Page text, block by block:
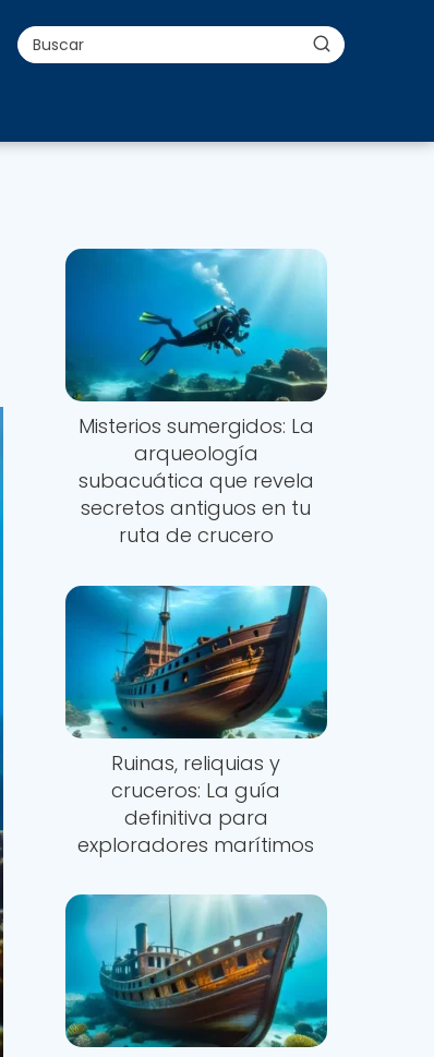
Misterios sumergidos: La
arqueología
subacuática que revela
secretos antiguos en tu
ruta de crucero
Ruinas, reliquias y
cruceros: La guía
definitiva para
exploradores marítimos